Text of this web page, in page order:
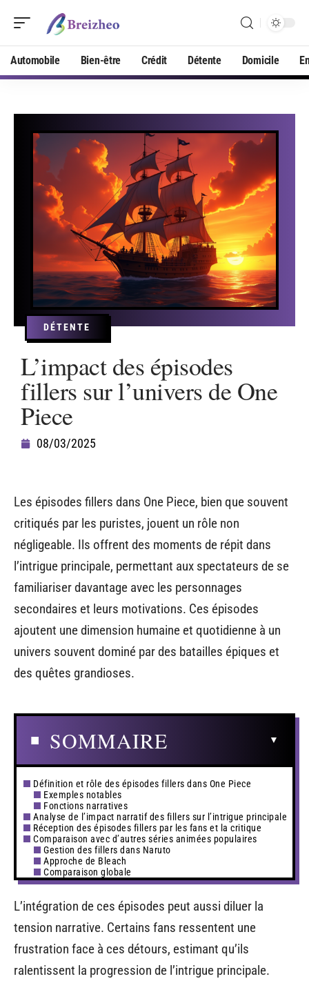
Automobile Bien-être Crédit Détente Domicile
DÉTENTE
L’impact des épisodes
fillers sur l’univers de One
Piece
08/03/2025
Les épisodes fillers dans One Piece, bien que souvent
critiqués par les puristes, jouent un rôle non
négligeable. Ils offrent des moments de répit dans
l’intrigue principale, permettant aux spectateurs de se
familiariser davantage avec les personnages
secondaires et leurs motivations. Ces épisodes
ajoutent une dimension humaine et quotidienne à un
univers souvent dominé par des batailles épiques et
des quêtes grandioses.
SOMMAIRE
Définition et rôle des épisodes fillers dans One Piece
Exemples notables
Fonctions narratives
Analyse de l’impact narratif des fillers sur l’intrigue principale
Réception des épisodes fillers par les fans et la critique
Comparaison avec d’autres séries animées populaires
Gestion des fillers dans Naruto
Approche de Bleach
Comparaison globale
L’intégration de ces épisodes peut aussi diluer la
tension narrative. Certains fans ressentent une
frustration face à ces détours, estimant qu’ils
ralentissent la progression de l’intrigue principale.